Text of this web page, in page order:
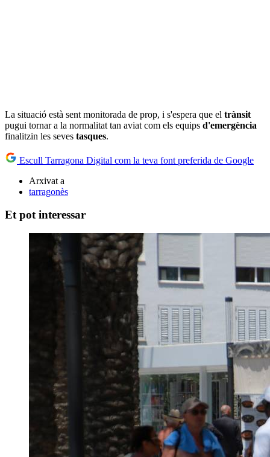
La situació està sent monitorada de prop, i s'espera que el trànsit
pugui tornar a la normalitat tan aviat com els equips d'emergència
finalitzin les seves tasques.
Escull Tarragona Digital com la teva font preferida de Google
Arxivat a
tarragonès
Et pot interessar